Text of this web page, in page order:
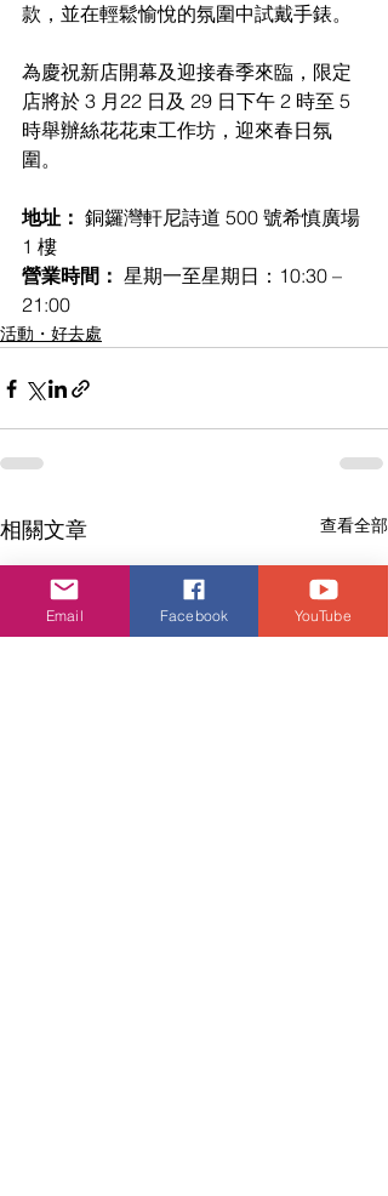
款，並在輕鬆愉悅的氛圍中試戴手錶。
為慶祝新店開幕及迎接春季來臨，限定
店將於 3 月22 日及 29 日下午 2 時至 5
時舉辦絲花花束工作坊，迎來春日氛
圍。
地址： 銅鑼灣軒尼詩道 500 號希慎廣場
1 樓
營業時間： 星期一至星期日：10:30 –
21:00
活動・好去處
相關文章 查看全部
Email Facebook YouTube